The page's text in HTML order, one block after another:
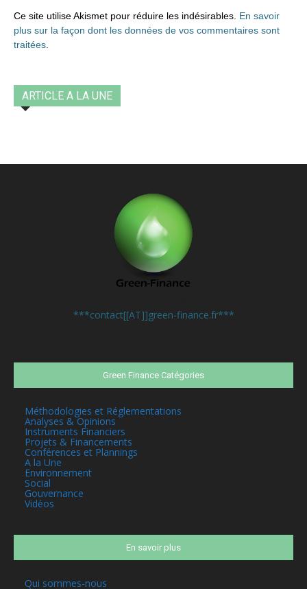
Ce site utilise Akismet pour réduire les indésirables. En savoir
plus sur la façon dont les données de vos commentaires sont
traitées
ARTICLE A LA UNE
***contact[[AT]]green-finance.fr***
Green Finance Catégories
Méthodologies et Réglementations
Analyses & Opinions
Instruments Financiers
Projets & Financements
Conférences et Plannings
A la Une
Environnement
Social
Gouvernance
Vidéos
En savoir plus
Qui sommes-nous